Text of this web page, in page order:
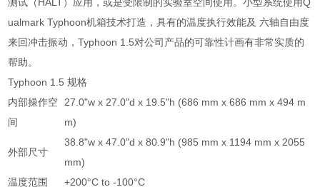
ualmark Typhoon机箱技术打造，具有的温度执行效能及 六轴自由度
来回冲击振动，Typhoon 1.5对公司产品的可靠性计画有非常实质的
帮助。
Typhoon 1.5 规格
内部操作空
间
27.0"w x 27.0"d x 19.5"h (686 mm x 686 mm x 494 m
m)
外部尺寸
38.8"w x 47.0"d x 80.9"h (985 mm x 1194 mm x 2055
mm)
温度范围
+200°C to -100°C